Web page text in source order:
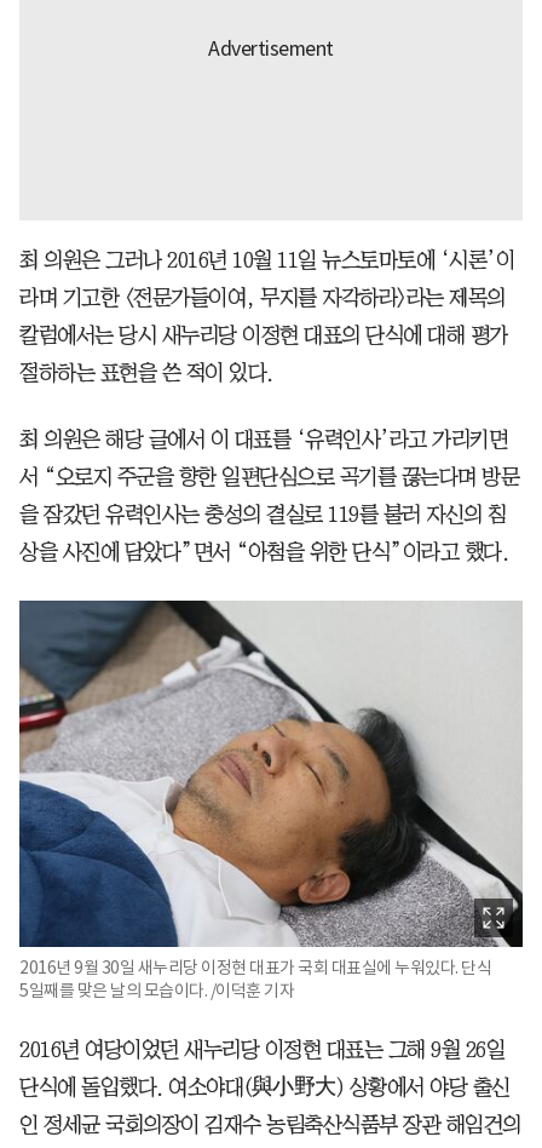
최 의원은 그러나 2016년 10월 11일 뉴스토마토에 ‘시론’이
라며 기고한 <전문가들이여, 무지를 자각하라>라는 제목의
칼럼에서는 당시 새누리당 이정현 대표의 단식에 대해 평가
절하하는 표현을 쓴 적이 있다.
최 의원은 해당 글에서 이 대표를 ‘유력인사’라고 가리키면
서 “오로지 주군을 향한 일편단심으로 곡기를 끊는다며 방문
을 잠갔던 유력인사는 충성의 결실로 119를 불러 자신의 침
상을 사진에 담았다”면서 “아첨을 위한 단식”이라고 했다.
2016년 9월 30일 새누리당 이정현 대표가 국회 대표실에 누워있다. 단식
5일째를 맞은 날의 모습이다. /이덕훈 기자
2016년 여당이었던 새누리당 이정현 대표는 그해 9월 26일
단식에 돌입했다. 여소야대(與小野大) 상황에서 야당 출신
인 정세균 국회의장이 김재수 농림축산식품부 장관 해임건의